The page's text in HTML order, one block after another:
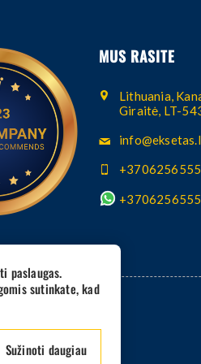
MUS RASITE
Lithuania,
Giraitė, LT-
paslaugas.
sutinkate, kad
Sužinoti daugiau